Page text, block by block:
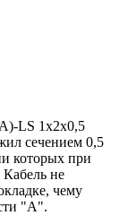
LS 1х2х0,5
сечением 0,5
которых при
не
чему
"А".